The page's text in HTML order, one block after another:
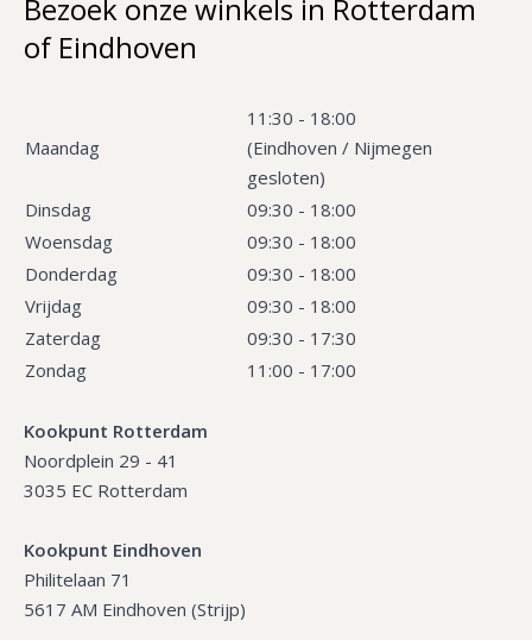
Bezoek onze winkels in Rotterdam
of Eindhoven
Maandag
11:30 - 18:00
(Eindhoven / Nijmegen
gesloten)
Dinsdag
09:30 - 18:00
Woensdag
09:30 - 18:00
Donderdag
09:30 - 18:00
Vrijdag
09:30 - 18:00
Zaterdag
09:30 - 17:30
Zondag
11:00 - 17:00
Kookpunt Rotterdam
Noordplein 29 - 41
3035 EC Rotterdam
Kookpunt Eindhoven
Philitelaan 71
5617 AM Eindhoven (Strijp)